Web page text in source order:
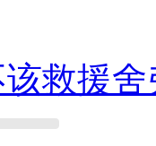
救援舍